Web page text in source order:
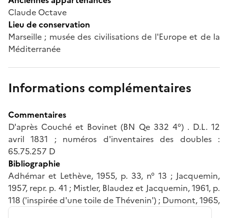
Claude Octave
Lieu de conservation
Marseille ; musée des civilisations de l'Europe et de la
Méditerranée
Informations complémentaires
Commentaires
D'après Couché et Bovinet (BN Qe 332 4°) . D.L. 12
avril 1831 ; numéros d'inventaires des doubles :
65.75.257 D
Bibliographie
Adhémar et Lethève, 1955, p. 33, n° 13 ; Jacquemin,
1957, repr. p. 41 ; Mistler, Blaudez et Jacquemin, 1961, p.
118 ('inspirée d'une toile de Thévenin') ; Dumont, 1965,